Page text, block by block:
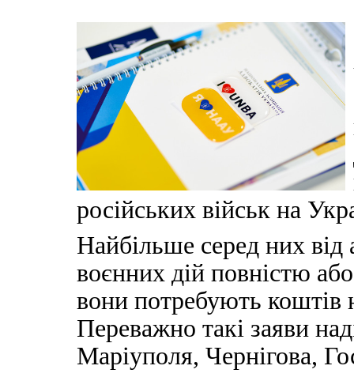
російських військ на
Найбільше серед них від
воєнних дій повністю
вони потребують
Переважно такі заяви
Маріуполя, Чернігова,